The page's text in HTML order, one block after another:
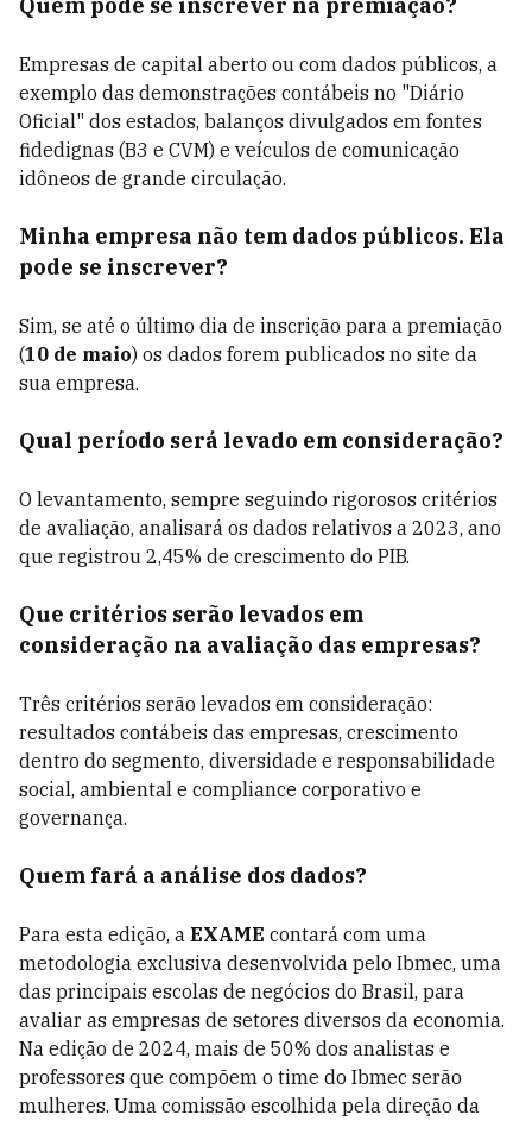
Empresas de capital aberto ou com dados públicos, a
exemplo das demonstrações contábeis no "Diário
Oficial" dos estados, balanços divulgados em fontes
fidedignas (B3 e CVM) e veículos de comunicação
idôneos de grande circulação.
Minha empresa não tem dados públicos. Ela
pode se inscrever?
Sim, se até o último dia de inscrição para a premiação
(10 de maio) os dados forem publicados no site da
sua empresa.
Qual período será levado em consideração?
O levantamento, sempre seguindo rigorosos critérios
de avaliação, analisará os dados relativos a 2023, ano
que registrou 2,45% de crescimento do PIB.
Que critérios serão levados em
consideração na avaliação das empresas?
Três critérios serão levados em consideração:
resultados contábeis das empresas, crescimento
dentro do segmento, diversidade e responsabilidade
social, ambiental e compliance corporativo e
governança.
Quem fará a análise dos dados?
Para esta edição, a EXAME contará com uma
metodologia exclusiva desenvolvida pelo Ibmec, uma
das principais escolas de negócios do Brasil, para
avaliar as empresas de setores diversos da economia.
Na edição de 2024, mais de 50% dos analistas e
professores que compõem o time do Ibmec serão
mulheres. Uma comissão escolhida pela direção da